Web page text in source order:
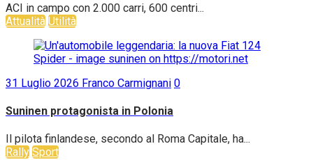
ACI in campo con 2.000 carri, 600 centri...
Attualità Utilità
31 Luglio 2026 Franco Carmignani 0
Suninen protagonista in Polonia
Il pilota finlandese, secondo al Roma Capitale, ha...
Rally Sport